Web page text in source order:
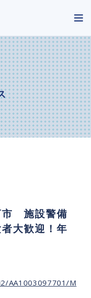
市 施設警備
大歓迎！年
AA1003097701/M